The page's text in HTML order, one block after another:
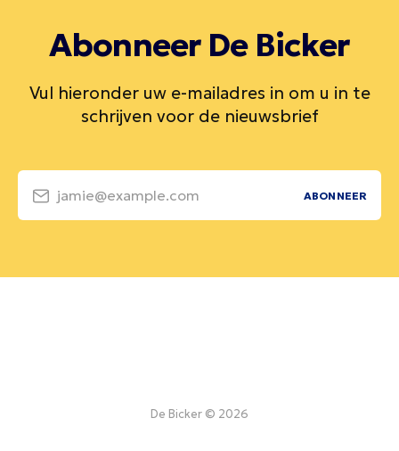
Abonneer De Bicker
Vul hieronder uw e-mailadres in om u in te
schrijven voor de nieuwsbrief
jamie@example.com ABONNEER
De Bicker © 2026